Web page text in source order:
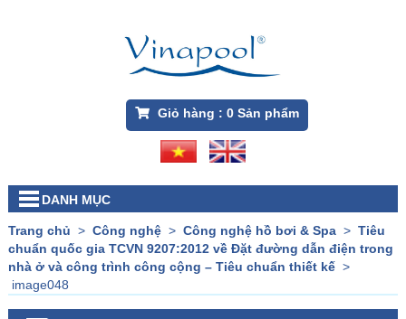
Giỏ hàng : 0Sản phẩm
DANH MỤC
Trang chủ > Công nghệ> Công nghệ hồ bơi & Spa> Tiêu
chuẩn quốc gia TCVN 9207:2012 về Đặt đường dẫn điện trong
nhà ở và công trình công cộng – Tiêu chuẩn thiết kế>
image048